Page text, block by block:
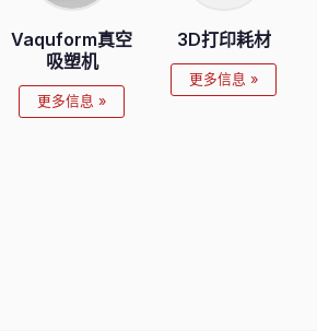
Vaquform真空
吸塑机
更多信息 »
3D打印耗材
更多信息 »